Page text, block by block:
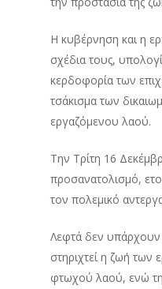
Η κυβέρνηση και η
σχέδια τους,
κερδοφορία των
τσάκισμα των
εργαζόμενου λαού.
Την Τρίτη 16
προσανατολισμό,
τον πολεμικό
Λεφτά δεν υπάρχουν
στηριχτεί η ζωή
φτωχού λαού, ενώ